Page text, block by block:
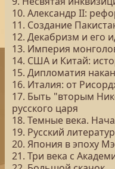
10. Александр II:
11. Создание
12. Декабризм и его
13. Империя
14. США и Китай:
15. Дипломатия
16. Италия: от
17. Быть "вторым
русского царя
18. Темные века.
19. Русский
20. Япония в эпоху
21. Три века с